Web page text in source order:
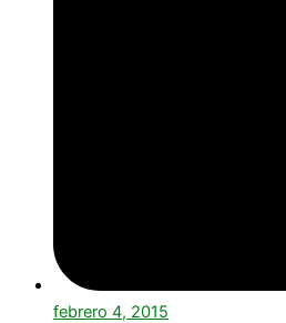
febrero 4, 2015